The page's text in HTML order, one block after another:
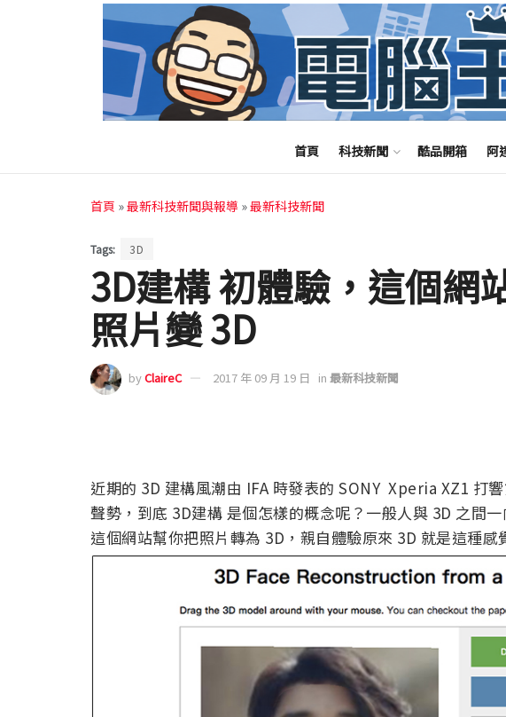
首頁 科技新聞 酷品開箱 阿
首頁 »最新科技新聞與報導 »最新科技新聞
Tags: 3D
3D建構 初體驗，這個網
照片變 3D
byClaireC 2017 年 09 月 19 日 in 最新科技新聞
近期的 3D 建構風潮由 IFA 時發表的 SONY Xperia XZ1 打
聲勢，到底 3D建構 是個怎樣的概念呢？一般人與 3D 之間
這個網站幫你把照片轉為 3D，親自體驗原來 3D 就是這種感